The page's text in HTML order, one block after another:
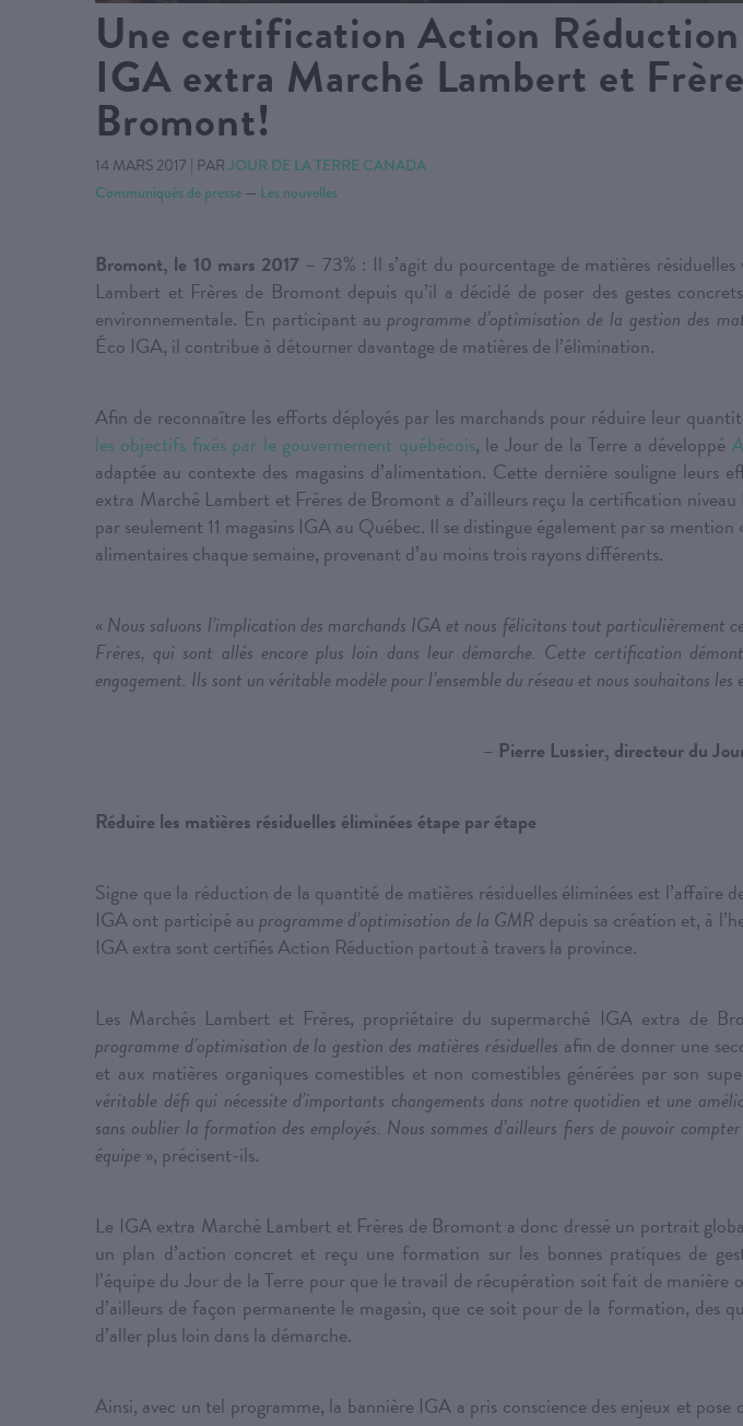
Une certification Action
IGA extra Marché Lambert et
Bromont!
14 MARS 2017 | PAR JOUR DE LA TERRE CANADA
Communiqués de presse — Les nouvelles
Bromont, le 10 mars 2017 – 73% : Il s’agit du pourcentage de matières
Lambert et Frères de Bromont depuis qu’il a décidé de poser des gestes
environnementale. En participant au programme d’optimisation de la gestion des
Éco IGA, il contribue à détourner davantage de matières de l’élimination.
Afin de reconnaître les efforts déployés par les marchands pour réduire leur
les objectifs fixés par le gouvernement québécois, le Jour de la Terre a développé
adaptée au contexte des magasins d’alimentation. Cette dernière souligne
extra Marché Lambert et Frères de Bromont a d’ailleurs reçu la certification
par seulement 11 magasins IGA au Québec. Il se distingue également par sa mention
alimentaires chaque semaine, provenant d’au moins trois rayons différents.
« Nous saluons l’implication des marchands IGA et nous félicitons tout particulièrement
Frères, qui sont allés encore plus loin dans leur démarche. Cette certification
engagement. Ils sont un véritable modèle pour l’ensemble du réseau et nous souhaitons les
– Pierre Lussier, directeur du
Réduire les matières résiduelles éliminées étape par étape
Signe que la réduction de la quantité de matières résiduelles éliminées est l’affaire
IGA ont participé au programme d’optimisation de la GMR depuis sa création et, à
IGA extra sont certifiés Action Réduction partout à travers la province.
Les Marchés Lambert et Frères, propriétaire du supermarché IGA extra de
programme d’optimisation de la gestion des matières résiduelles afin de donner une
et aux matières organiques comestibles et non comestibles générées par son
véritable défi qui nécessite d’importants changements dans notre quotidien et une
sans oublier la formation des employés. Nous sommes d’ailleurs fiers de pouvoir
équipe », précisent-ils.
Le IGA extra Marché Lambert et Frères de Bromont a donc dressé un portrait
un plan d’action concret et reçu une formation sur les bonnes pratiques de
l’équipe du Jour de la Terre pour que le travail de récupération soit fait de manière
d’ailleurs de façon permanente le magasin, que ce soit pour de la formation, des
d’aller plus loin dans la démarche.
Ainsi, avec un tel programme, la bannière IGA a pris conscience des enjeux et pose